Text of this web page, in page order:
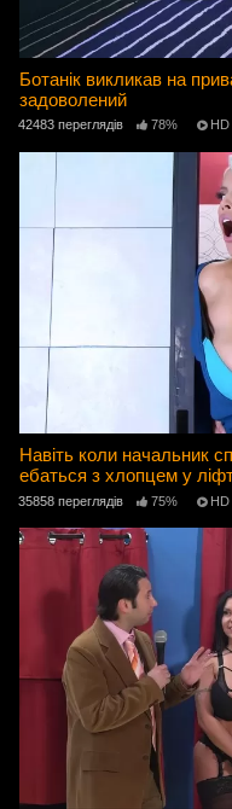
Ботанік викликав на
задоволений
42483 переглядів 78% HD
Навіть коли начальник
ебаться з хлопцем у
35858 переглядів 75% HD